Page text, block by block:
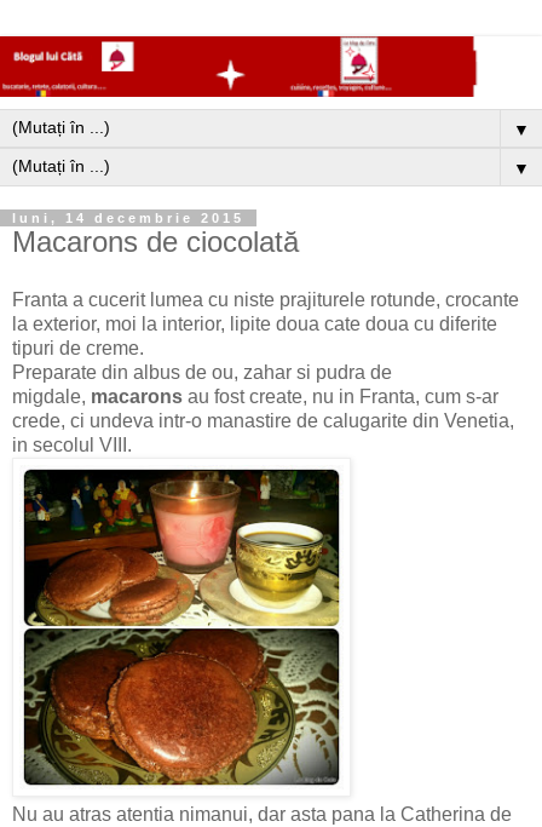
▼
▼
luni, 14 decembrie 2015
Macarons de ciocolată
Franta a cucerit lumea cu niste prajiturele rotunde, crocante
la exterior, moi la interior, lipite doua cate doua cu diferite
tipuri de creme.
Preparate din albus de ou, zahar si pudra de
migdale, macarons au fost create, nu in Franta, cum s-ar
crede, ci undeva intr-o manastire de calugarite din Venetia,
in secolul VIII.
Nu au atras atentia nimanui, dar asta pana la Catherina de